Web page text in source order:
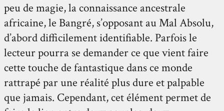
peu de magie, la connaissance ancestrale
africaine, le Bangré, s’opposant au Mal Absolu,
d’abord difficilement identifiable. Parfois le
lecteur pourra se demander ce que vient faire
cette touche de fantastique dans ce monde
rattrapé par une réalité plus dure et palpable
que jamais. Cependant, cet élément permet de